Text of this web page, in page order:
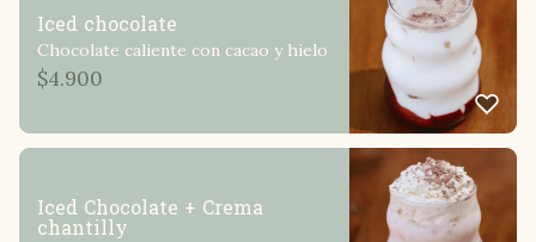
Iced chocolate
Chocolate caliente con cacao y hielo
$4.900
Iced Chocolate + Crema
chantilly